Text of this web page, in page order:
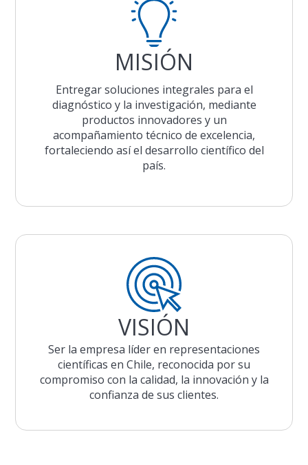
MISIÓN
Entregar soluciones integrales para el
diagnóstico y la investigación, mediante
productos innovadores y un
acompañamiento técnico de excelencia,
fortaleciendo así el desarrollo científico del
país.
VISIÓN
Ser la empresa líder en representaciones
científicas en Chile, reconocida por su
compromiso con la calidad, la innovación y la
confianza de sus clientes.